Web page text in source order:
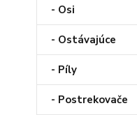
- Osi
- Ostávajúce
- Píly
- Postrekovače